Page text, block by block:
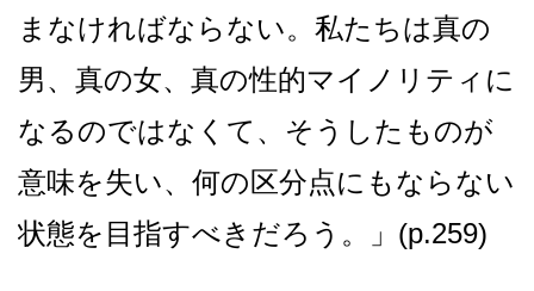
まなければならない。私たちは真の
男、真の女、真の性的マイノリティに
なるのではなくて、そうしたものが
意味を失い、何の区分点にもならない
状態を目指すべきだろう。」(p.259)